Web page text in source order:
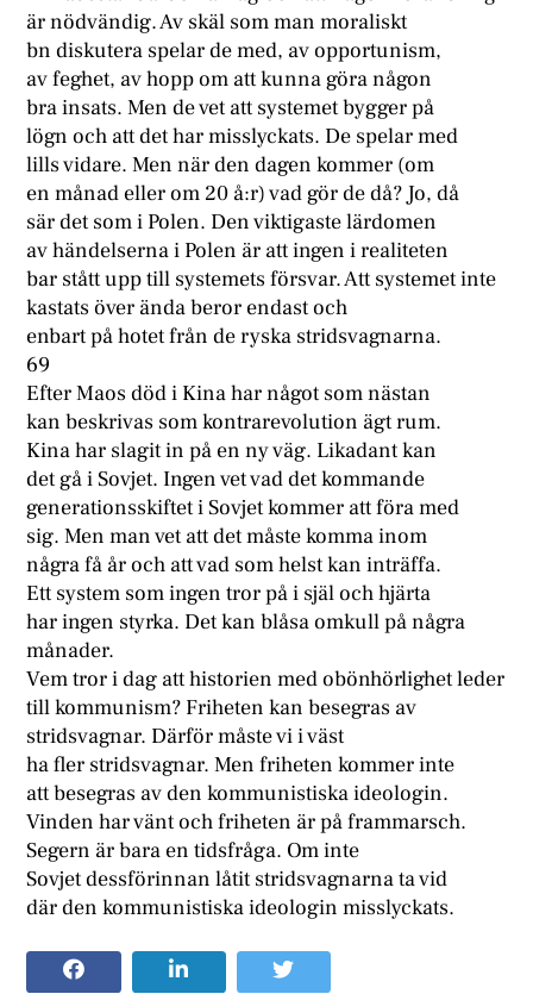
är nödvändig. Av skäl som man moraliskt
bn diskutera spelar de med, av opportunism,
av feghet, av hopp om att kunna göra någon
bra insats. Men de vet att systemet bygger på
lögn och att det har misslyckats. De spelar med
lills vidare. Men när den dagen kommer (om
en månad eller om 20 å:r) vad gör de då? Jo, då
sär det som i Polen. Den viktigaste lärdomen
av händelserna i Polen är att ingen i realiteten
bar stått upp till systemets försvar. Att systemet inte
kastats över ända beror endast och
enbart på hotet från de ryska stridsvagnarna.
69
Efter Maos död i Kina har något som nästan
kan beskrivas som kontrarevolution ägt rum.
Kina har slagit in på en ny väg. Likadant kan
det gå i Sovjet. Ingen vet vad det kommande
generationsskiftet i Sovjet kommer att föra med
sig. Men man vet att det måste komma inom
några få år och att vad som helst kan inträffa.
Ett system som ingen tror på i själ och hjärta
har ingen styrka. Det kan blåsa omkull på några
månader.
Vem tror i dag att historien med obönhörlighet leder
till kommunism? Friheten kan besegras av
stridsvagnar. Därför måste vi i väst
ha fler stridsvagnar. Men friheten kommer inte
att besegras av den kommunistiska ideologin.
Vinden har vänt och friheten är på frammarsch.
Segern är bara en tidsfråga. Om inte
Sovjet dessförinnan låtit stridsvagnarna ta vid
där den kommunistiska ideologin misslyckats.